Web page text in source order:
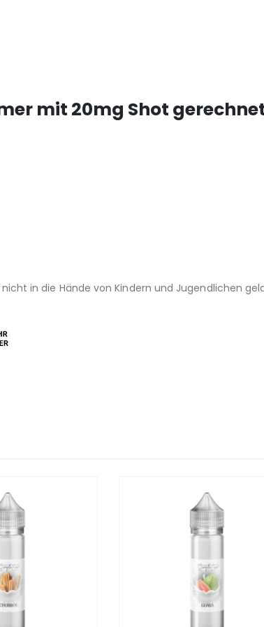
mit 20mg Shot
in die Hände von Kindern und Jugendlichen